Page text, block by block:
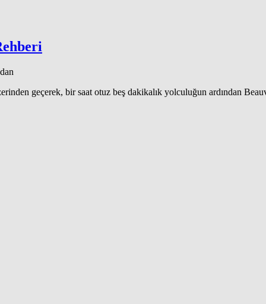
geçerek, bir saat otuz beş dakikalık yolculuğun ardından